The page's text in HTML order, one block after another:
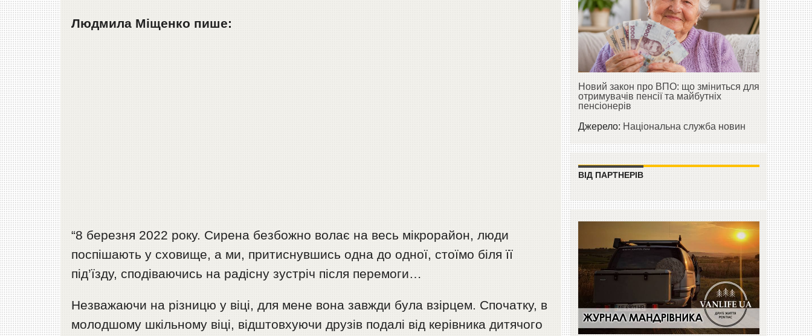
Людмила Міщенко пише:
“8 березня 2022 року. Сирена безбожно волає на весь мікрорайон, люди
поспішають у сховище, а ми, притиснувшись одна до одної, стоїмо біля її
під’їзду, сподіваючись на радісну зустріч після перемоги…
Незважаючи на різницю у віці, для мене вона завжди була взірцем. Спочатку, в
молодшому шкільному віці, відштовхуючи друзів подалі від керівника дитячого
Новий закон про ВПО: що зміниться для
отримувачів пенсії та майбутніх
пенсіонерів
Джерело:Національна служба новин
ВІД ПАРТНЕРІВ